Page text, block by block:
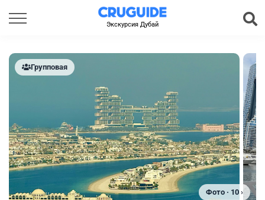
Экскурсия Дубай
Групповая
Фото · 10 ›